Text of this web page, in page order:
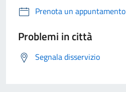
Prenota un appuntamento
Problemi in città
Segnala disservizio